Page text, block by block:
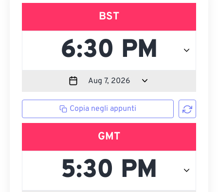
BST
Copia negli appunti
GMT